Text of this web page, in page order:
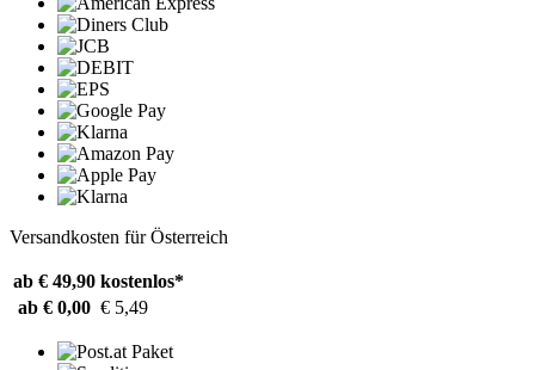
Versandkosten für Österreich
ab € 49,90 kostenlos*
ab € 0,00 € 5,49